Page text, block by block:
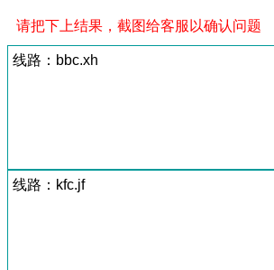
请把下上结果，截图给客服以确认问题
线路：bbc.xh
线路：kfc.jf